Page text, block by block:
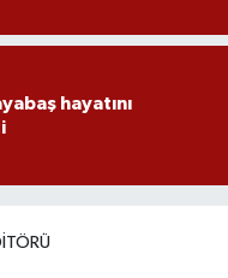
hayatını